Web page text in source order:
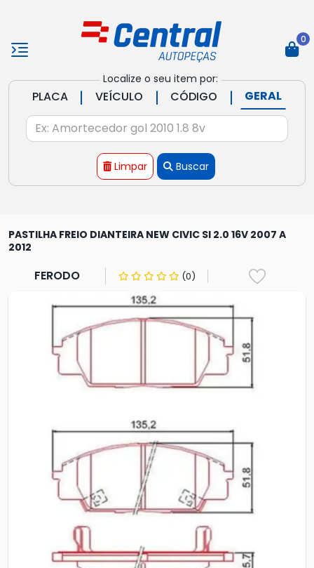
Localize o seu item por:
PLACA | VEÍCULO | CÓDIGO | GERAL
Limpar Buscar
0
PASTILHA FREIO DIANTEIRA NEW CIVIC SI 2.0 16V 2007 A
2012
FERODO (0)